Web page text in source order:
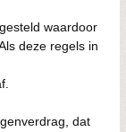
waardoor
deze regels in
dat